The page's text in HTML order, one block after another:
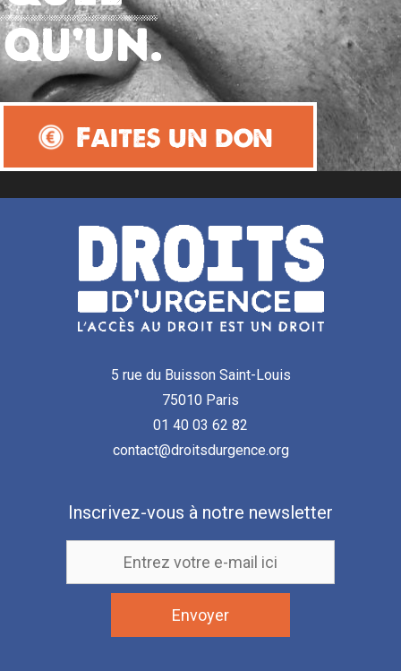
Faites un don
5 rue du Buisson Saint-Louis
75010 Paris
01 40 03 62 82
contact@droitsdurgence.org
Inscrivez-vous à notre newsletter